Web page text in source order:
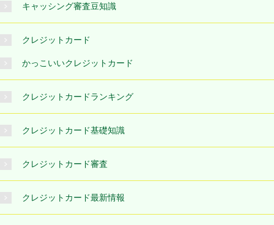
キャッシング審査豆知識
クレジットカード
かっこいいクレジットカード
クレジットカードランキング
クレジットカード基礎知識
クレジットカード審査
クレジットカード最新情報